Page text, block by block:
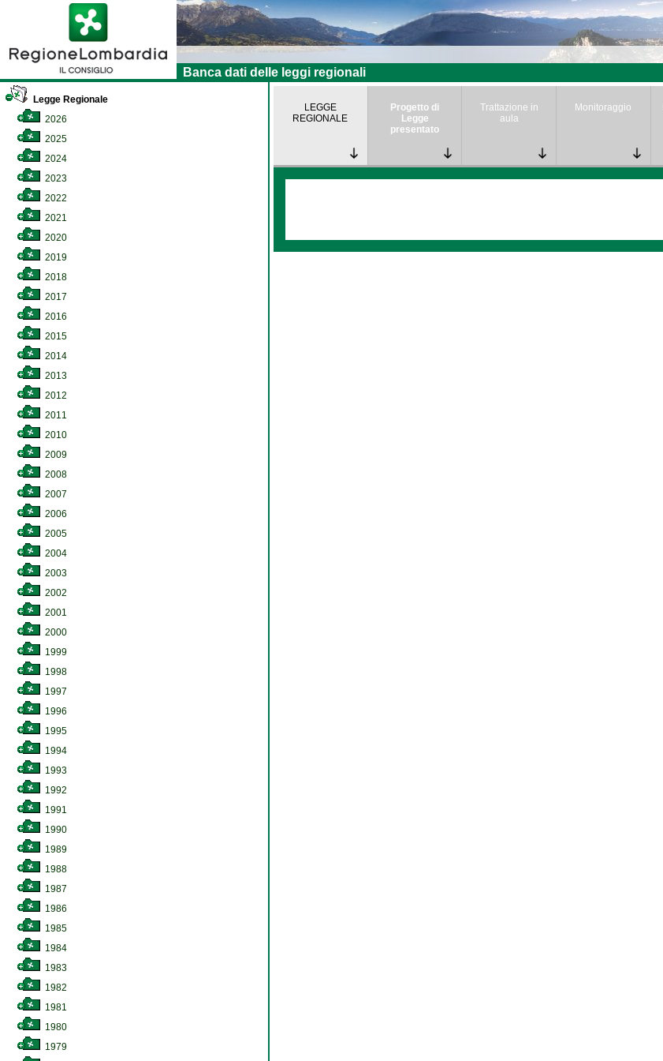
Banca dati delle leggi regionali
Legge Regionale
2026
2025
2024
2023
2022
2021
2020
2019
2018
2017
2016
2015
2014
2013
2012
2011
2010
2009
2008
2007
2006
2005
2004
2003
2002
2001
2000
1999
1998
1997
1996
1995
1994
1993
1992
1991
1990
1989
1988
1987
1986
1985
1984
1983
1982
1981
1980
1979
LEGGE
REGIONALE
Progetto di
Legge
presentato
Trattazione in
aula
Monitoraggio